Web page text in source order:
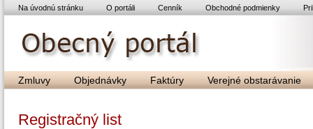
Na úvodnú stránku O portáli Cenník Obchodné podmienky
Zmluvy Objednávky Faktúry Verejné obstarávanie
Registračný list